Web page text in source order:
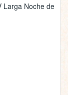
Larga Noche de